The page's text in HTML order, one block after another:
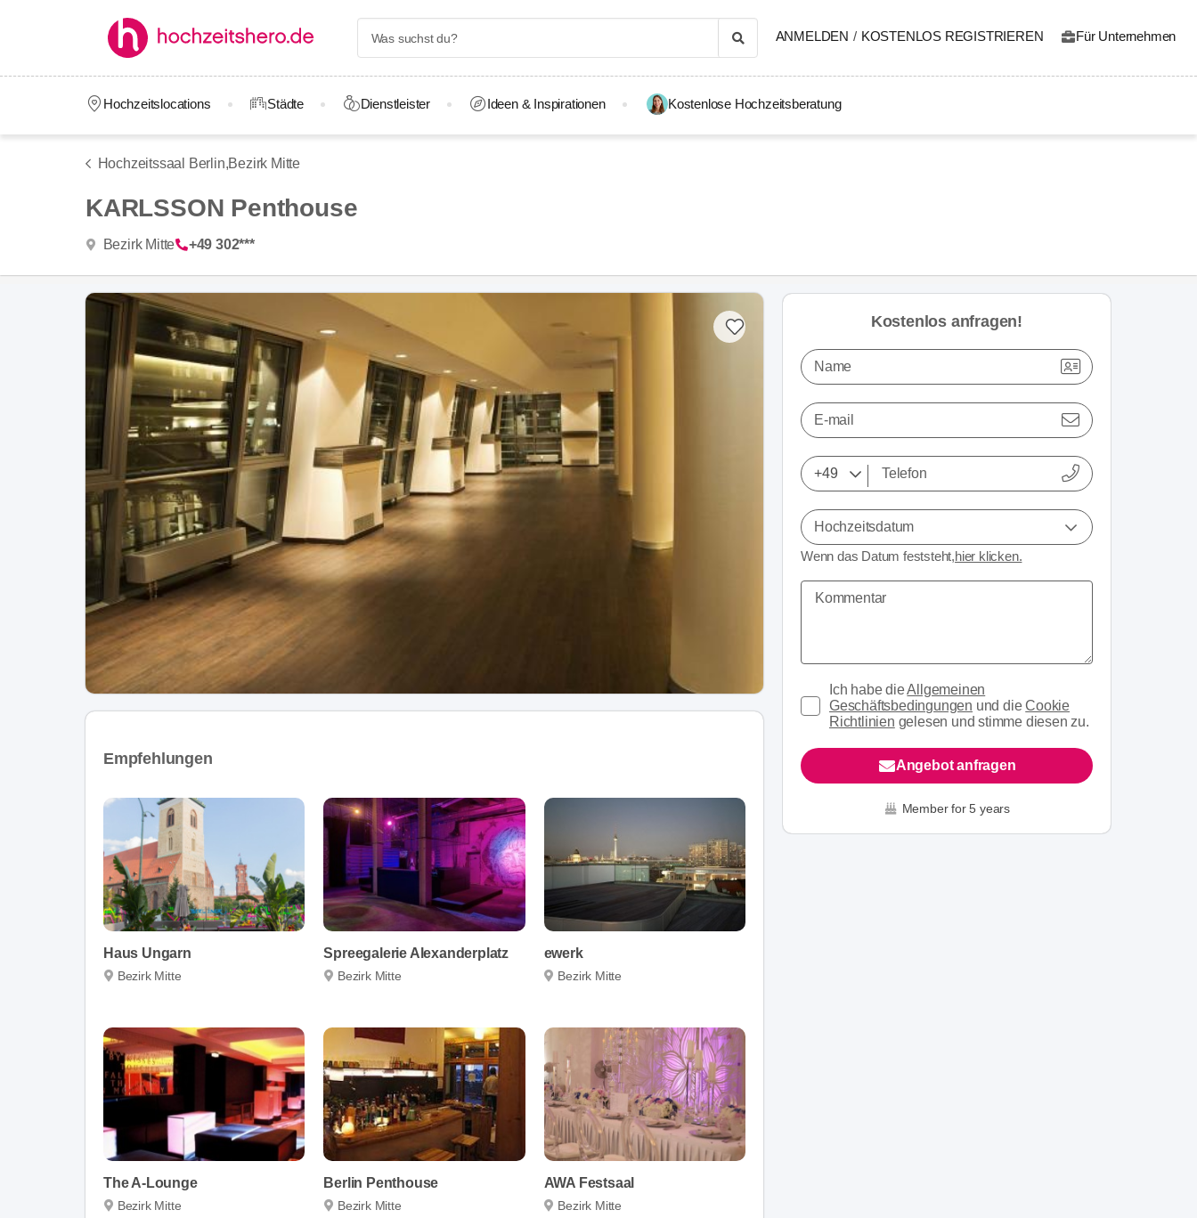
ANMELDEN / KOSTENLOS REGISTRIEREN Für Unternehmen
Hochzeitslocations Städte Dienstleister Ideen & Inspirationen Kostenlose Hochzeitsberatung
Hochzeitssaal Berlin,Bezirk Mitte
KARLSSON Penthouse
Bezirk Mitte +49 302***
Empfehlungen
Haus Ungarn
Bezirk Mitte
Spreegalerie Alexanderplatz
Bezirk Mitte
ewerk
Bezirk Mitte
The A-Lounge
Bezirk Mitte
Berlin Penthouse
Bezirk Mitte
AWA Festsaal
Bezirk Mitte
Kostenlos anfragen!
Name
E-mail
Hochzeitsdatum
Wenn das Datum feststeht,hier klicken.
Ich habe dieAllgemeinen
Geschäftsbedingungen und dieCookie
Richtlinien gelesen und stimme diesen zu.
Angebot anfragen
Member for 5 years